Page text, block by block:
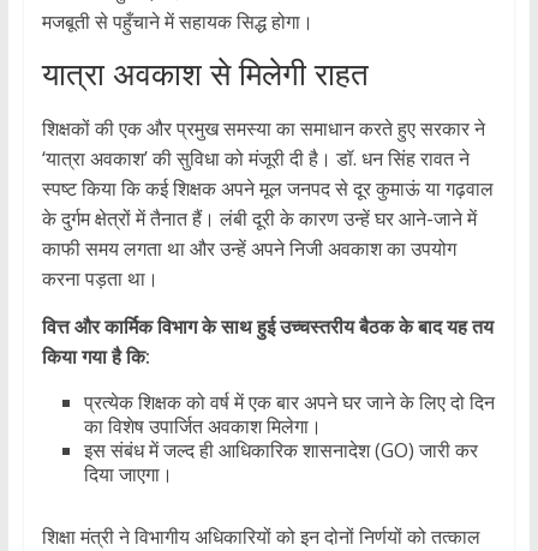
मजबूती से पहुँचाने में सहायक सिद्ध होगा।
यात्रा अवकाश से मिलेगी राहत
शिक्षकों की एक और प्रमुख समस्या का समाधान करते हुए सरकार ने
‘यात्रा अवकाश’ की सुविधा को मंजूरी दी है। डॉ. धन सिंह रावत ने
स्पष्ट किया कि कई शिक्षक अपने मूल जनपद से दूर कुमाऊं या गढ़वाल
के दुर्गम क्षेत्रों में तैनात हैं। लंबी दूरी के कारण उन्हें घर आने-जाने में
काफी समय लगता था और उन्हें अपने निजी अवकाश का उपयोग
करना पड़ता था।
वित्त और कार्मिक विभाग के साथ हुई उच्चस्तरीय बैठक के बाद यह तय
किया गया है कि:
प्रत्येक शिक्षक को वर्ष में एक बार अपने घर जाने के लिए दो दिन
का विशेष उपार्जित अवकाश मिलेगा।
इस संबंध में जल्द ही आधिकारिक शासनादेश (GO) जारी कर
दिया जाएगा।
शिक्षा मंत्री ने विभागीय अधिकारियों को इन दोनों निर्णयों को तत्काल